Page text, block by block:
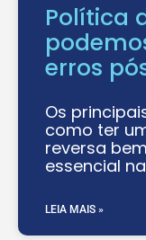
Política
erros
Os
como ter
reversa
essencial
LEIA MAIS »